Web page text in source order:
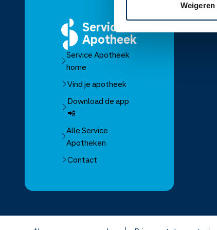
Weigeren
Service
Apotheek
Service Apotheek
home
Vind je apotheek
Download de app
📲
Alle Service
Apotheken
Contact